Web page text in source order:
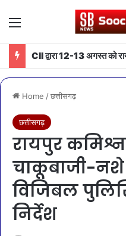
Menu
Home /छत्तीसगढ़
छत्तीसगढ़
रायपुर
चाकूबाजी-
विजिबल
निर्देश